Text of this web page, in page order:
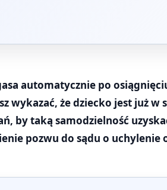
automatycznie po
wykazać, że dziecko jest już w
by taką samodzielność
pozwu do sądu o uchylenie